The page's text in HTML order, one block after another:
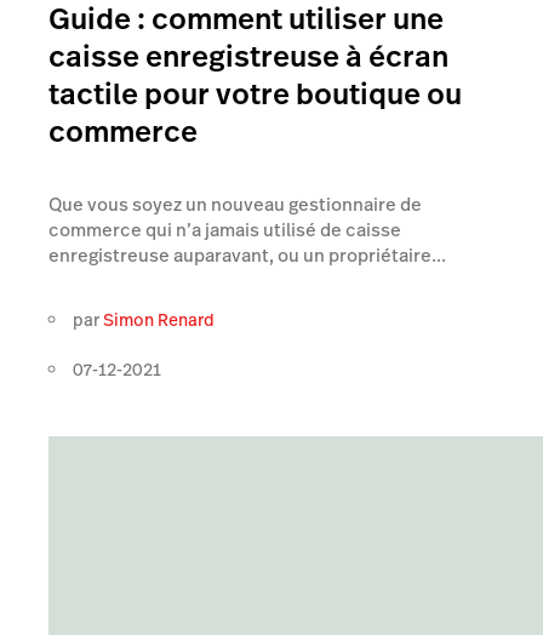
Guide : comment utiliser une
caisse enregistreuse à écran
tactile pour votre boutique ou
commerce
Que vous soyez un nouveau gestionnaire de
commerce qui n’a jamais utilisé de caisse
enregistreuse auparavant, ou un propriétaire...
parSimon Renard
07-12-2021